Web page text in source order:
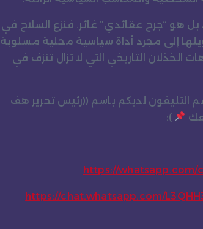
هو “جرح عقائدي” غائر. فنزع السلاح في
إلى مجرد أداة سياسية محلية مسلوبة
الخذلان التاريخي التي لا تزال تنزف في
التليفون لديكم باسم ((رئيس تحرير هف
):
https://whatsapp.com/
https://chat.whatsapp.com/